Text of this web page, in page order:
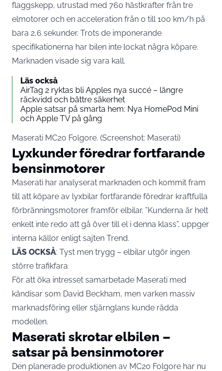
flaggskepp, utrustad med 760 hästkrafter från tre
elmotorer och en acceleration från 0 till 100 km/h på
bara 2,6 sekunder. Trots de imponerande
specifikationerna har bilen inte lockat några köpare.
Marknaden visade sig vara kall.
Läs också
AirTag 2 ryktas bli Apples nya succé – längre
räckvidd och bättre säkerhet
Apple satsar på smarta hem: Nya HomePod Mini
och Apple TV på gång
Maserati MC20 Folgore. (Screenshot: Maserati)
Lyxkunder föredrar fortfarande
bensinmotorer
Maserati har analyserat marknaden och kommit fram
till att köpare av lyxbilar fortfarande föredrar kraftfulla
förbränningsmotorer framför elbilar. ”Kunderna är helt
enkelt inte redo att gå över till el i denna klass”, uppger
interna källor enligt sajten Trend.
LÄS OCKSÅ: Tyst men trygg – elbilar utgör ingen
större trafikfara
För att öka intresset samarbetade Maserati med
kändisar som David Beckham, men varken massiv
marknadsföring eller stjärnglans kunde rädda
modellen.
Maserati skrotar elbilen –
satsar på bensinmotorer
Den planerade produktionen av MC20 Folgore har nu